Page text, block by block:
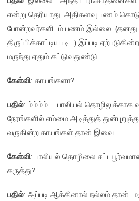
என்று தெரியாது. அதிகளவு பணம்
போன்றவர்களிடம் பணம் இல்லை.
திருப்பிக்காட்டியபடி…) இப்படி
மருந்து ஏதும் கட்டுவதுண்டு…
கேள்வி: காயங்களா?
பதில்: ம்ம்ம்ம்…..பாலியல் தொழிலுக்காக
நேரங்களில் எம்மை அடித்துத்
வருகின்ற காயங்கள் தான் இவை…
கேள்வி: பாலியல் தொழிலை
கருத்து?
பதில்: அப்படி ஆக்கினால் நல்லம் தான்.